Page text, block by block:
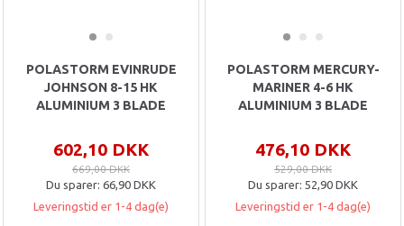
POLASTORM EVINRUDE
JOHNSON 8-15 HK
ALUMINIUM 3 BLADE
602,10 DKK
669,00 DKK
Du sparer: 66,90 DKK
Leveringstid er 1-4 dag(e)
POLASTORM MERCURY-
MARINER 4-6 HK
ALUMINIUM 3 BLADE
476,10 DKK
529,00 DKK
Du sparer: 52,90 DKK
Leveringstid er 1-4 dag(e)